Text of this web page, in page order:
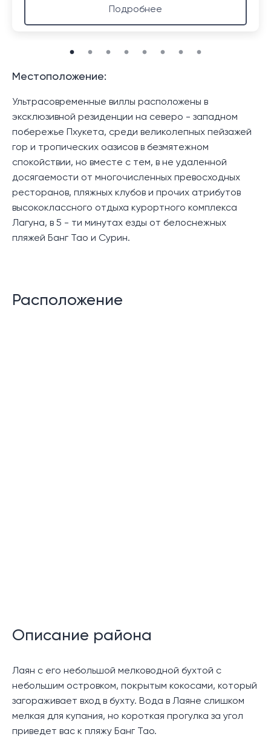
Подробнее
Местоположение:
Ультрасовременные виллы расположены в
эксклюзивной резиденции на северо - западном
побережье Пхукета, среди великолепных пейзажей
гор и тропических оазисов в безмятежном
спокойствии, но вместе с тем, в не удаленной
досягаемости от многочисленных превосходных
ресторанов, пляжных клубов и прочих атрибутов
высококлассного отдыха курортного комплекса
Лагуна, в 5 - ти минутах езды от белоснежных
пляжей Банг Тао и Сурин.
Расположение
Описание района
Лаян с его небольшой мелководной бухтой с
небольшим островком, покрытым кокосами, который
загораживает вход в бухту. Вода в Лаяне слишком
мелкая для купания, но короткая прогулка за угол
приведет вас к пляжу Банг Тао.